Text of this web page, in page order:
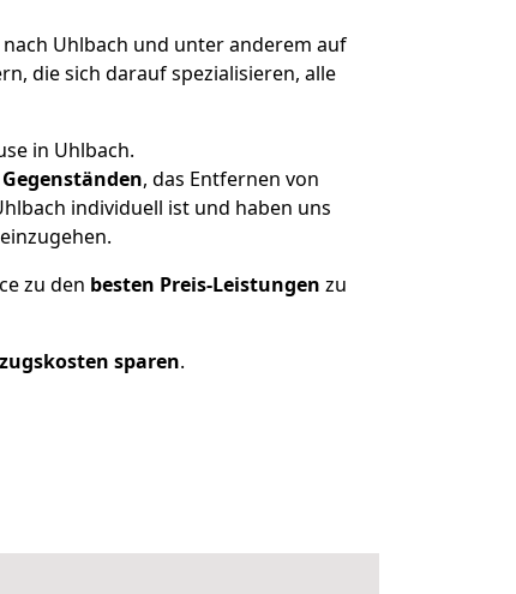
Uhlbach und unter anderem auf
die sich darauf spezialisieren, alle
in Uhlbach.
Gegenständen, das Entfernen von
individuell ist und haben uns
zu den besten Preis-Leistungen zu
sparen.